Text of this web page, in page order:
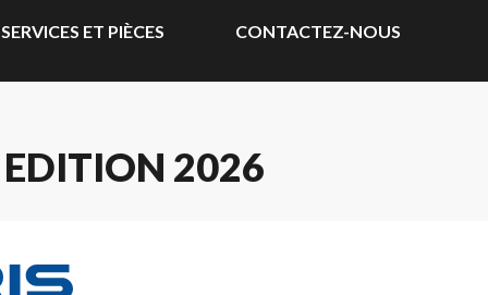
SERVICES ET PIÈCES CONTACTEZ-NOUS
2026